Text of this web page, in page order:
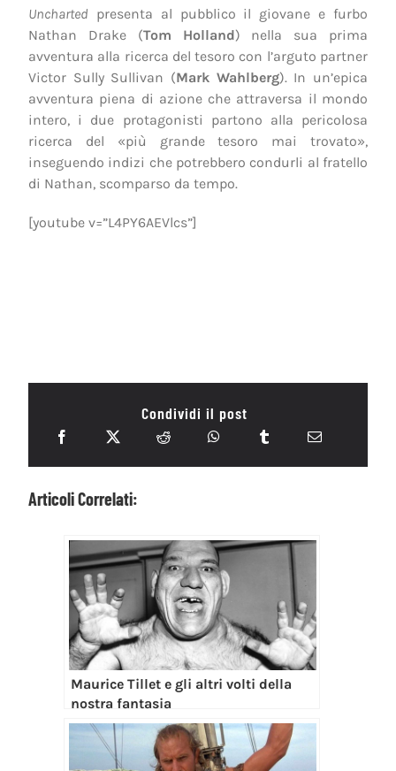
Uncharted presenta al pubblico il giovane e furbo
Nathan Drake (Tom Holland) nella sua prima
avventura alla ricerca del tesoro con l’arguto partner
Victor Sully Sullivan (Mark Wahlberg). In un’epica
avventura piena di azione che attraversa il mondo
intero, i due protagonisti partono alla pericolosa
ricerca del «più grande tesoro mai trovato»,
inseguendo indizi che potrebbero condurli al fratello
di Nathan, scomparso da tempo.
[youtube v=”L4PY6AEVlcs”]
Condividi il post
Articoli Correlati:
Maurice Tillet e gli altri volti della
nostra fantasia